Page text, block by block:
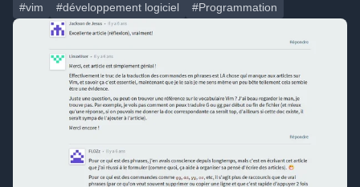
#vim #développement logiciel #Programmation